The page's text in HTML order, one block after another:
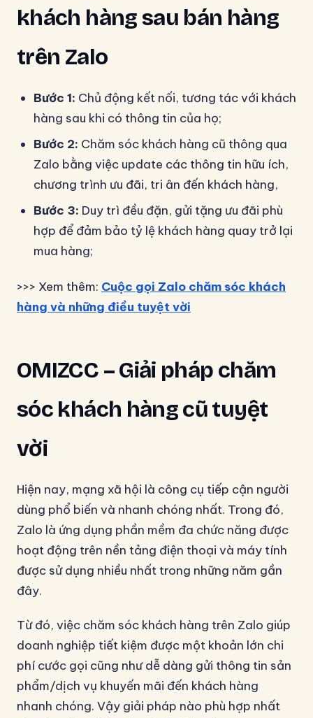
khách hàng sau bán hàng
trên Zalo
Bước 1: Chủ động kết nối, tương tác với khách
hàng sau khi có thông tin của họ;
Bước 2: Chăm sóc khách hàng cũ thông qua
Zalo bằng việc update các thông tin hữu ích,
chương trình ưu đãi, tri ân đến khách hàng,
Bước 3: Duy trì đều đặn, gửi tặng ưu đãi phù
hợp để đảm bảo tỷ lệ khách hàng quay trở lại
mua hàng;
>>> Xem thêm: Cuộc gọi Zalo chăm sóc khách
hàng và những điều tuyệt vời
OMIZCC – Giải pháp chăm
sóc khách hàng cũ tuyệt
vời
Hiện nay, mạng xã hội là công cụ tiếp cận người
dùng phổ biến và nhanh chóng nhất. Trong đó,
Zalo là ứng dụng phần mềm đa chức năng được
hoạt động trên nền tảng điện thoại và máy tính
được sử dụng nhiều nhất trong những năm gần
đây.
Từ đó, việc chăm sóc khách hàng trên Zalo giúp
doanh nghiệp tiết kiệm được một khoản lớn chi
phí cước gọi cũng như dễ dàng gửi thông tin sản
phẩm/dịch vụ khuyến mãi đến khách hàng
nhanh chóng. Vậy giải pháp nào phù hợp nhất